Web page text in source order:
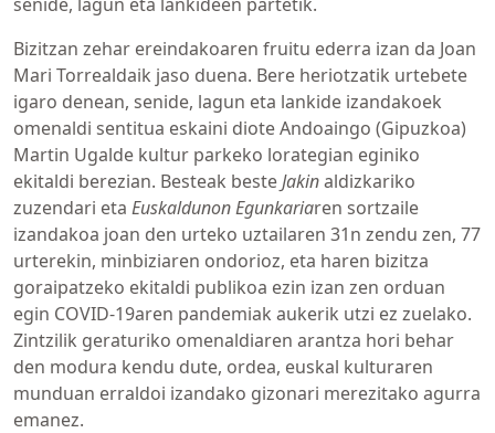
Bizitzan zehar ereindakoaren fruitu ederra izan da Joan
Mari Torrealdaik jaso duena. Bere heriotzatik urtebete
igaro denean, senide, lagun eta lankide izandakoek
omenaldi sentitua eskaini diote Andoaingo (Gipuzkoa)
Martin Ugalde kultur parkeko lorategian eginiko
ekitaldi berezian. Besteak besteJakinaldizkariko
zuzendari eta Euskaldunon Egunkariaren sortzaile
izandakoa joan den urteko uztailaren 31n zendu zen, 77
urterekin, minbiziaren ondorioz, eta haren bizitza
goraipatzeko ekitaldi publikoa ezin izan zen orduan
egin COVID-19aren pandemiak aukerik utzi ez zuelako.
Zintzilik geraturiko omenaldiaren arantza hori behar
den modura kendu dute, ordea, euskal kulturaren
munduan erraldoi izandako gizonari merezitako agurra
emanez.